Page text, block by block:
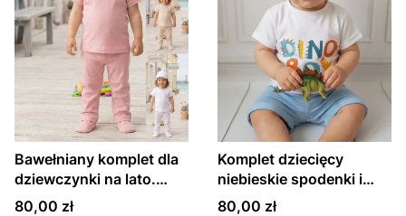
Bawełniany komplet dla
dziewczynki na lato.
Cena
80,00 zł
Komplet dziecięcy
niebieskie spodenki i
biały T-shirt Dino
Cena
80,00 zł